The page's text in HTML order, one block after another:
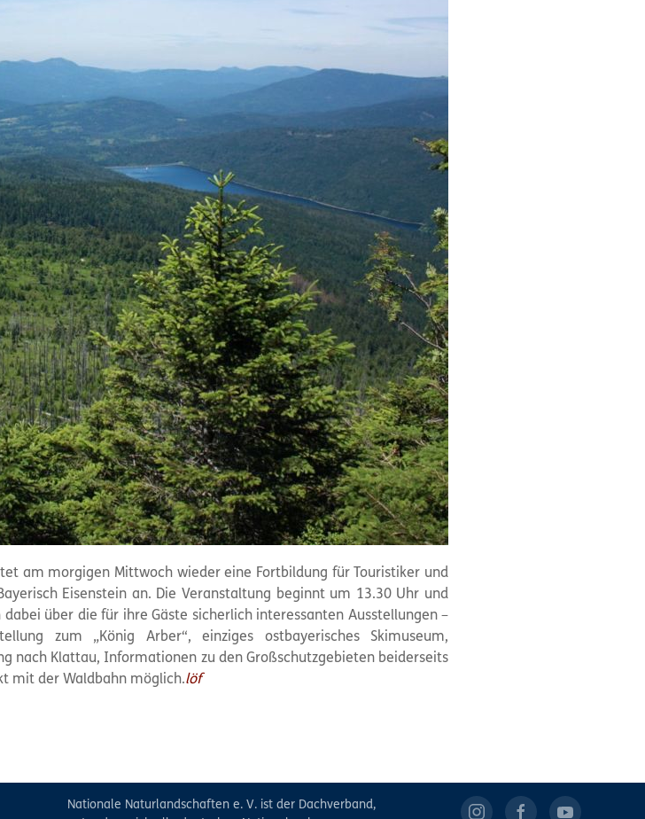
am morgigen Mittwoch wieder eine Fortbildung für Touristiker und
Eisenstein an. Die Veranstaltung beginnt um 13.30 Uhr und
über die für ihre Gäste sicherlich interessanten Ausstellungen –
zum „König Arber“, einziges ostbayerisches Skimuseum,
nach Klattau, Informationen zu den Großschutzgebieten beiderseits
mit der Waldbahn möglich.löf
Nationale Naturlandschaften e. V. ist der Dachverband,